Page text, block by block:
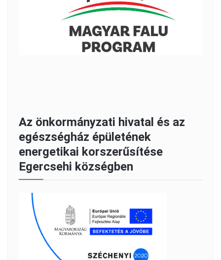
Az önkormányzati hivatal és az
egészségház épületének
energetikai korszerűsítése
Egercsehi községben